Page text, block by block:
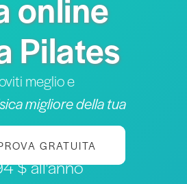
Pilates
meglio e
migliore della tua
GRATUITA
$ all'anno